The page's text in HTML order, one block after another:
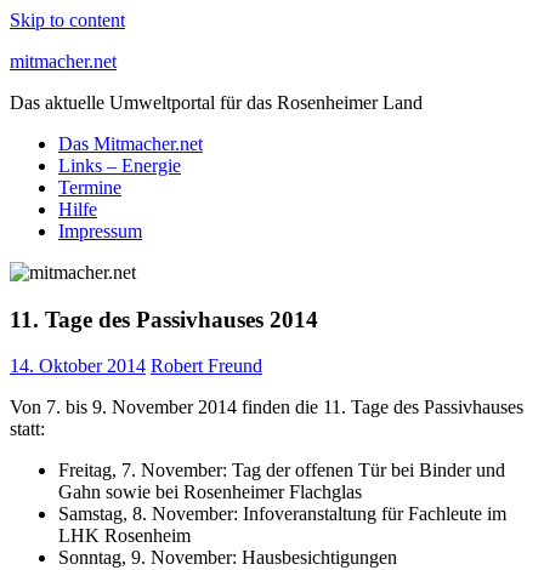
Skip to content
mitmacher.net
Das aktuelle Umweltportal für das Rosenheimer Land
Das Mitmacher.net
Links – Energie
Termine
Hilfe
Impressum
11. Tage des Passivhauses 2014
14. Oktober 2014 Robert Freund
Von 7. bis 9. November 2014 finden die 11. Tage des Passivhauses
statt:
Freitag, 7. November: Tag der offenen Tür bei Binder und
Gahn sowie bei Rosenheimer Flachglas
Samstag, 8. November: Infoveranstaltung für Fachleute im
LHK Rosenheim
Sonntag, 9. November: Hausbesichtigungen